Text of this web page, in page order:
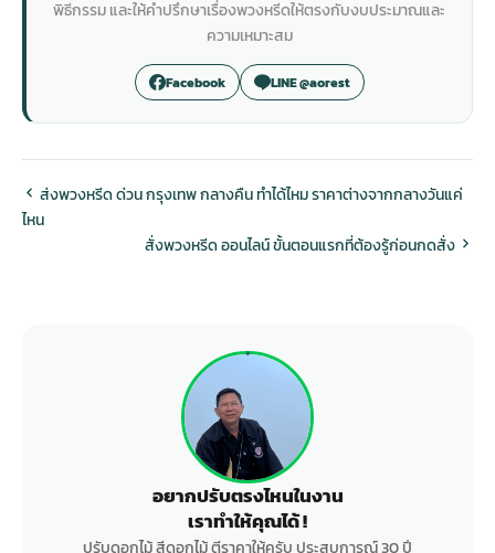
พิธีกรรม และให้คำปรึกษาเรื่องพวงหรีดให้ตรงกับงบประมาณและ
ความเหมาะสม
Facebook LINE @aorest
ส่งพวงหรีด ด่วน กรุงเทพ กลางคืน ทำได้ไหม ราคาต่างจากกลางวันแค่
ไหน
สั่งพวงหรีด ออนไลน์ ขั้นตอนแรกที่ต้องรู้ก่อนกดสั่ง
อยากปรับตรงไหนในงาน
เราทำให้คุณได้ !
ปรับดอกไม้ สีดอกไม้ ตีราคาให้ครับ ประสบการณ์ 30 ปี